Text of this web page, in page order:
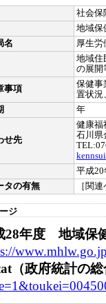
社会保
地域保
名
厚生労
地域住
の展開
事項
保健事
置状況
年
せ先
健康
石川県
平成
タの有無
［関
ジ
28年度 地域保
（政府統計の総